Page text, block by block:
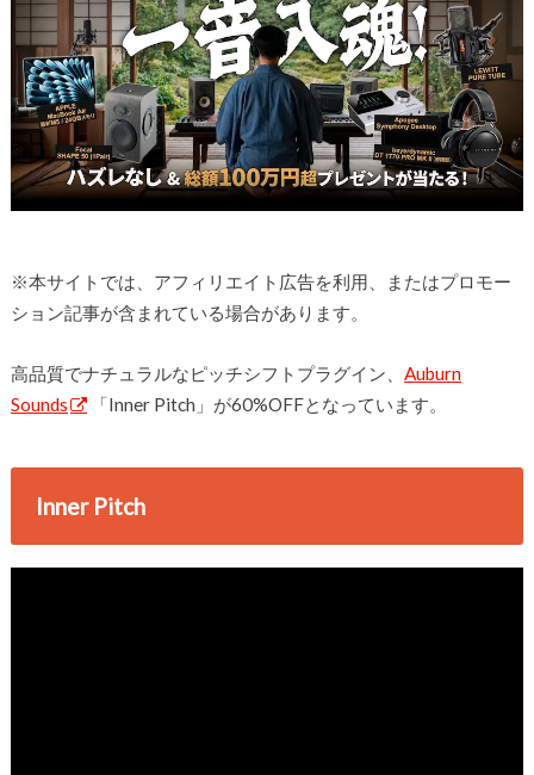
※本サイトでは、アフィリエイト広告を利用、またはプロモー
ション記事が含まれている場合があります。
高品質でナチュラルなピッチシフトプラグイン、 Auburn
Sounds
「Inner Pitch」が60%OFFとなっています。
Inner Pitch